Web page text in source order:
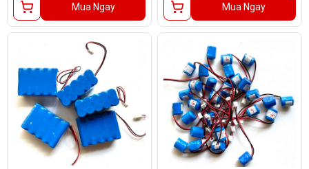
Mua Ngay Mua Ngay